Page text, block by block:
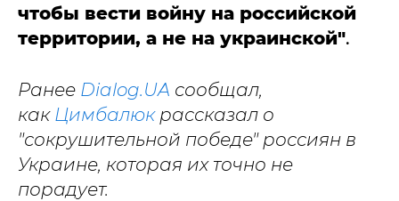
чтобы вести войну на российской
территории, а не на украинской".
Ранее Dialog.UA сообщал,
как Цимбалюкрассказал о
"сокрушительной победе" россиян в
Украине, которая их точно не
порадует.